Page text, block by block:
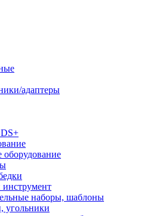
адаптеры
оборудование
наборы, шаблоны
угольники